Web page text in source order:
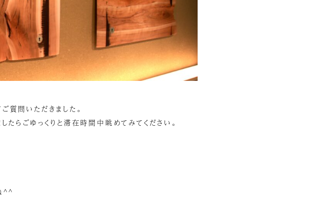
質問いただきました。
たらごゆっくりと滞在時間中眺めてみてください。
^^